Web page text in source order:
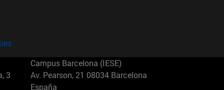
3
Campus Barcelona (IESE)
Av. Pearson, 21 08034 Barcelona
España